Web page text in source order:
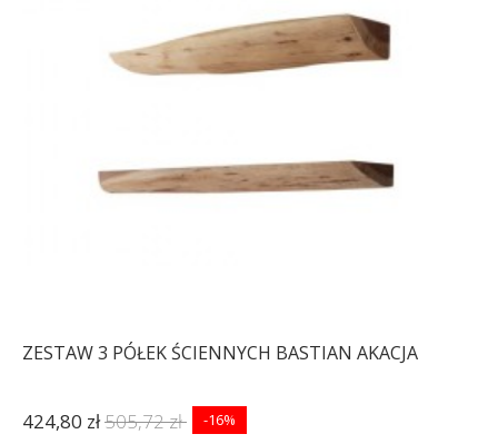
ZESTAW 3 PÓŁEK ŚCIENNYCH BASTIAN AKACJA
424,80 zł505,72 zł -16%